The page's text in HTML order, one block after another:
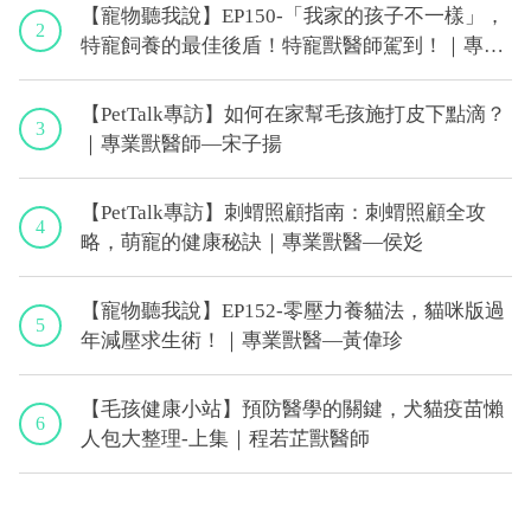
2
【寵物聽我說】EP150-「我家的孩子不一樣」，
特寵飼養的最佳後盾！特寵獸醫師駕到！｜專業
獸醫—侯彣
3
【PetTalk專訪】如何在家幫毛孩施打皮下點滴？
｜專業獸醫師—宋子揚
4
【PetTalk專訪】刺蝟照顧指南：刺蝟照顧全攻
略，萌寵的健康秘訣｜專業獸醫—侯彣
5
【寵物聽我說】EP152-零壓力養貓法，貓咪版過
年減壓求生術！｜專業獸醫—黃偉珍
6
【毛孩健康小站】預防醫學的關鍵，犬貓疫苗懶
人包大整理-上集｜程若芷獸醫師